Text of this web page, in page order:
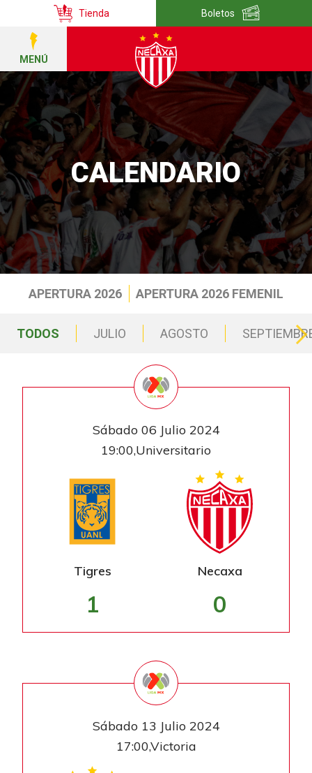
Tienda Boletos
MENÚ
CALENDARIO
APERTURA 2026 APERTURA 2026 FEMENIL
TODOS JULIO AGOSTO
Sábado 06 Julio 2024
19:00,Universitario
Tigres
1
Necaxa
0
Sábado 13 Julio 2024
17:00,Victoria